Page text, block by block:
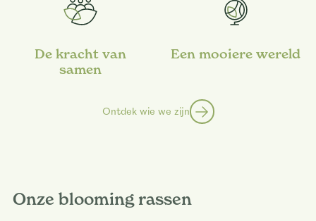
De kracht van
samen
Een mooiere wereld
Ontdek wie we zijn
Onze blooming rassen